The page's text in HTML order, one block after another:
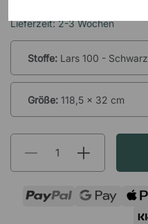
Lieferzeit: 2-3 Wochen
Stoffe: Lars 100 - Schwarz
Größe: 118,5 x 32 cm